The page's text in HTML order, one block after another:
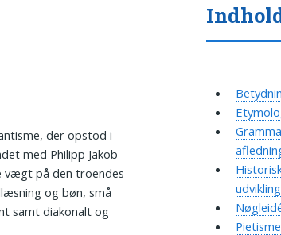
der opstod i
med Philipp Jakob
vægt på den troendes
og bøn, små
samt diakonalt og
udvikling